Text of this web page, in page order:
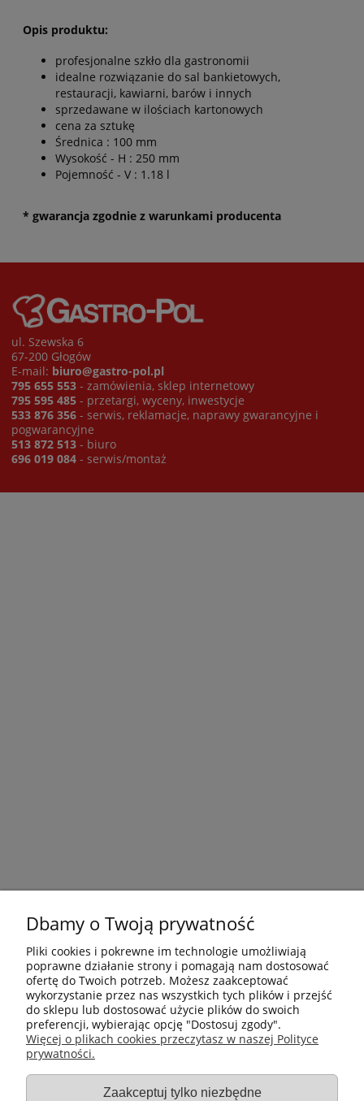
Opis produktu:
profesjonalne szkło dla gastronomii
idealne rozwiązanie do sal bankietowych,
restauracji, kawiarni, barów i innych
sprzedawane w ilościach kartonowych
cena za sztukę
Średnica : 100 mm
Wysokość - H : 250 mm
Pojemność - V : 1.18 l
* gwarancja zgodnie z warunkami producenta
ul. Szewska 6
67-200 Głogów
E-mail: biuro@gastro-pol.pl
795 655 553 - zamówienia, sklep internetowy
795 595 485 - przetargi, wyceny, inwestycje
533 876 356 - serwis, reklamacje, naprawy gwarancyjne i
pogwarancyjne
513 872 513 - biuro
696 019 084 - serwis/montaż
Płatności i dostawa
Dbamy o Twoją prywatność
Pliki cookies i pokrewne im technologie umożliwiają
poprawne działanie strony i pomagają nam dostosować
ofertę do Twoich potrzeb. Możesz zaakceptować
wykorzystanie przez nas wszystkich tych plików i przejść
do sklepu lub dostosować użycie plików do swoich
preferencji, wybierając opcję "Dostosuj zgody".
Więcej o plikach cookies przeczytasz w naszej Polityce
prywatności.
Zaakceptuj tylko niezbędne